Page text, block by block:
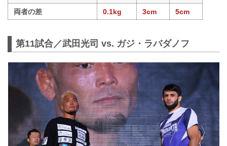
両者の差
0.1kg 3cm 5cm
第11試合／武田光司 vs. ガジ・ラバダノフ